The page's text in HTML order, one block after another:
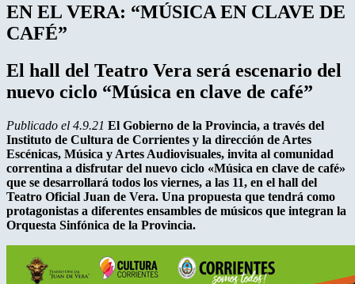
EN EL VERA: “MÚSICA EN CLAVE DE
CAFÉ”
El hall del Teatro Vera será escenario del
nuevo ciclo “Música en clave de café”
Publicado el 4.9.21 El Gobierno de la Provincia, a través del
Instituto de Cultura de Corrientes y la dirección de Artes
Escénicas, Música y Artes Audiovisuales, invita al comunidad
correntina a disfrutar del nuevo ciclo «Música en clave de café»
que se desarrollará todos los viernes, a las 11, en el hall del
Teatro Oficial Juan de Vera. Una propuesta que tendrá como
protagonistas a diferentes ensambles de músicos que integran la
Orquesta Sinfónica de la Provincia.